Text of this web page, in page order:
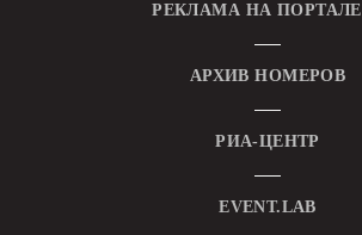
РЕКЛАМА НА ПОРТАЛЕ
АРХИВ НОМЕРОВ
РИА-ЦЕНТР
EVENT.LAB